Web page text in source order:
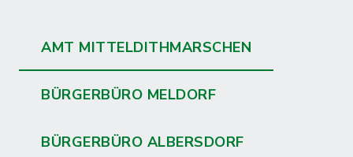
AMT MITTELDITHMARSCHEN
BÜRGERBÜRO MELDORF
BÜRGERBÜRO ALBERSDORF